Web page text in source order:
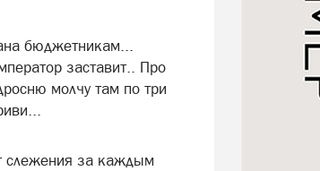
бюджетникам...
заставит.. Про
молчу там по три
слежения за каждым